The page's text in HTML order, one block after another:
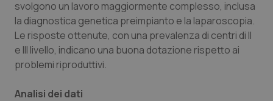
svolgono un lavoro maggiormente complesso, inclusa
la diagnostica genetica preimpianto e la laparoscopia.
Le risposte ottenute, con una prevalenza di centri di II
e III livello, indicano una buona dotazione rispetto ai
problemi riproduttivi.
Analisi dei dati